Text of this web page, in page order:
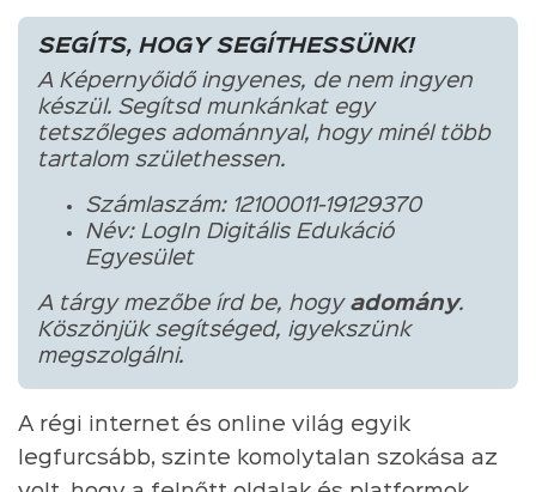
SEGÍTS, HOGY SEGÍTHESSÜNK!
A Képernyőidő ingyenes, de nem ingyen
készül. Segítsd munkánkat egy
tetszőleges adománnyal, hogy minél több
tartalom születhessen.
Számlaszám: 12100011-19129370
Név: LogIn Digitális Edukáció
Egyesület
A tárgy mezőbe írd be, hogy adomány.
Köszönjük segítséged, igyekszünk
megszolgálni.
A régi internet és online világ egyik
legfurcsább, szinte komolytalan szokása az